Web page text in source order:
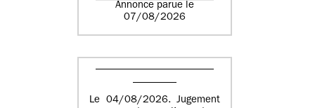
Annonce parue le
07/08/2026
Le 04/08/2026. Jugement